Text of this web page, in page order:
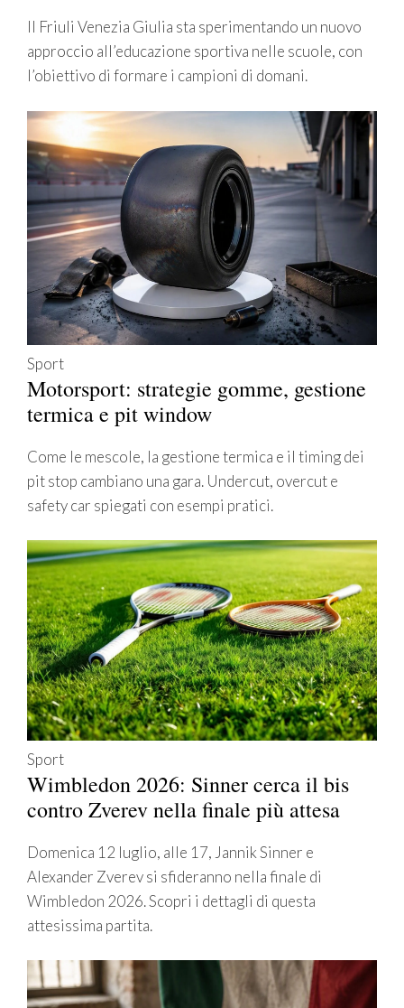
Il Friuli Venezia Giulia sta sperimentando un nuovo
approccio all’educazione sportiva nelle scuole, con
l’obiettivo di formare i campioni di domani.
Sport
Motorsport: strategie gomme, gestione
termica e pit window
Come le mescole, la gestione termica e il timing dei
pit stop cambiano una gara. Undercut, overcut e
safety car spiegati con esempi pratici.
Sport
Wimbledon 2026: Sinner cerca il bis
contro Zverev nella finale più attesa
Domenica 12 luglio, alle 17, Jannik Sinner e
Alexander Zverev si sfideranno nella finale di
Wimbledon 2026. Scopri i dettagli di questa
attesissima partita.